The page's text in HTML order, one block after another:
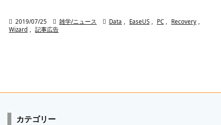
 2019/07/25  雑学/ニュース  Data EaseUS PC Recovery
Wizard
記事広告
カテゴリー